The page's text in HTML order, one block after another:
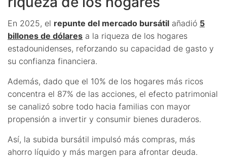
En 2025, el repunte del mercado bursátil añadió 5
billones de dólares a la riqueza de los hogares
estadounidenses, reforzando su capacidad de gasto y
su confianza financiera.
Además, dado que el 10% de los hogares más ricos
concentra el 87% de las acciones, el efecto patrimonial
se canalizó sobre todo hacia familias con mayor
propensión a invertir y consumir bienes duraderos.
Así, la subida bursátil impulsó más compras, más
ahorro líquido y más margen para afrontar deuda.